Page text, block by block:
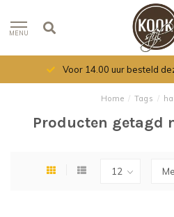
MENU
Voor 14.00 uur besteld
Home / Tags /
Producten getagd